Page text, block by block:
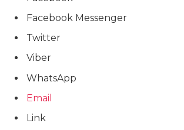
Facebook Messenger
Twitter
Viber
WhatsApp
Email
Link